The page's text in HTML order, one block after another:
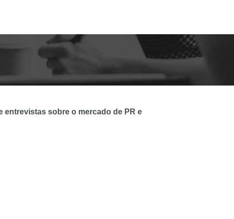
entrevistas sobre o mercado de PR e